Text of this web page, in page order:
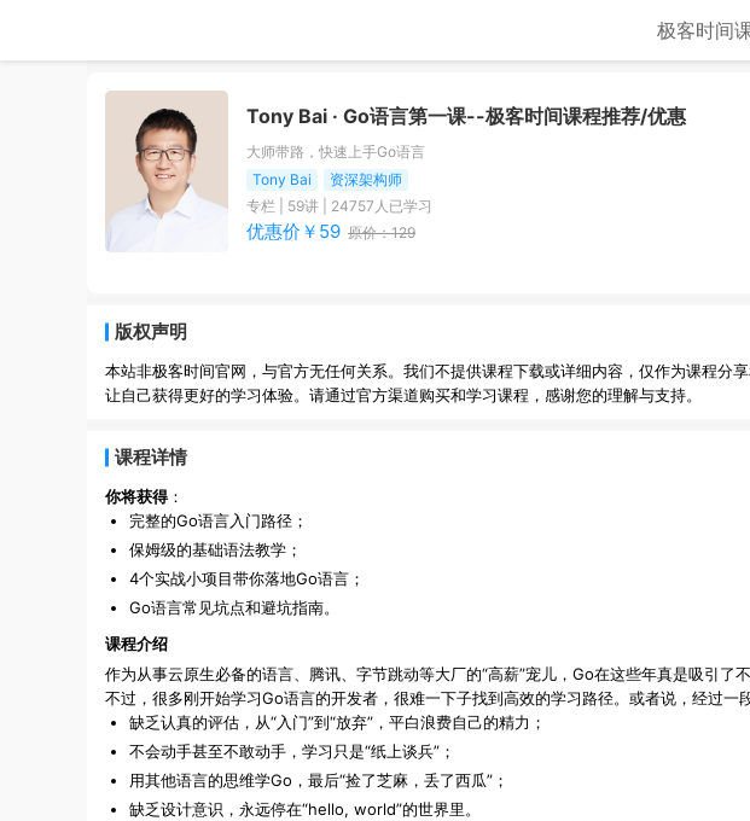
极客时间
Tony Bai · Go语言第一课--极客时间课程推荐/优惠
大师带路，快速上手Go语言
Tony Bai
资深架构师
专栏
59讲 | 24757 人已学习
优惠价￥ 59 原价：129
版权声明
本站非极客时间官网，与官方无任何关系。我们不提供课程下载或详细内容，仅作为课程
让自己获得更好的学习体验。请通过官方渠道购买和学习课程，感谢您的理解与支持。
课程详情
你将获得：
完整的Go语言入门路径；
保姆级的基础语法教学；
4个实战小项目带你落地Go语言；
Go语言常见坑点和避坑指南。
课程介绍
作为从事云原生必备的语言、腾讯、字节跳动等大厂的“高薪”宠儿，Go在这些年真是吸引了
不过，很多刚开始学习Go语言的开发者，很难一下子找到高效的学习路径。或者说，经过
缺乏认真的评估，从“入门”到“放弃”，平白浪费自己的精力；
不会动手甚至不敢动手，学习只是“纸上谈兵”；
用其他语言的思维学Go，最后“捡了芝麻，丢了西瓜”；
缺乏设计意识，永远停在“hello, world”的世界里。